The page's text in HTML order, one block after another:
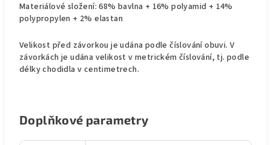
Materiálové složení: 68% bavlna + 16% polyamid + 14%
polypropylen + 2% elastan
Velikost před závorkou je udána podle číslování obuvi. V
závorkách je udána velikost v metrickém číslování, tj. podle
délky chodidla v centimetrech.
Doplňkové parametry